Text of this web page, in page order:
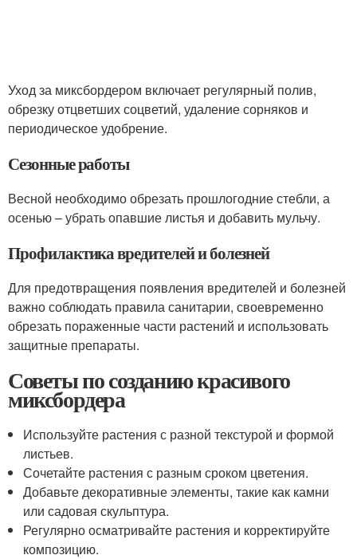
Уход за миксбордером включает регулярный полив,
обрезку отцветших соцветий, удаление сорняков и
периодическое удобрение.
Сезонные работы
Весной необходимо обрезать прошлогодние стебли, а
осенью – убрать опавшие листья и добавить мульчу.
Профилактика вредителей и болезней
Для предотвращения появления вредителей и болезней
важно соблюдать правила санитарии, своевременно
обрезать пораженные части растений и использовать
защитные препараты.
Советы по созданию красивого
миксбордера
Используйте растения с разной текстурой и формой
листьев.
Сочетайте растения с разным сроком цветения.
Добавьте декоративные элементы, такие как камни
или садовая скульптура.
Регулярно осматривайте растения и корректируйте
композицию.